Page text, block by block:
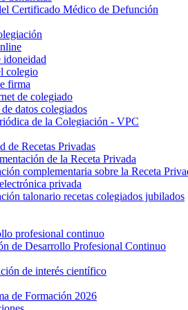
Certificado Médico de Defunción
idoneidad
colegio
firma
de colegiado
datos colegiados
de la Colegiación - VPC
de Recetas Privadas
de la Receta Privada
complementaria sobre la Receta
privada
talonario recetas colegiados jubilados
profesional continuo
de Desarrollo Profesional Continuo
de interés científico
de Formación 2026